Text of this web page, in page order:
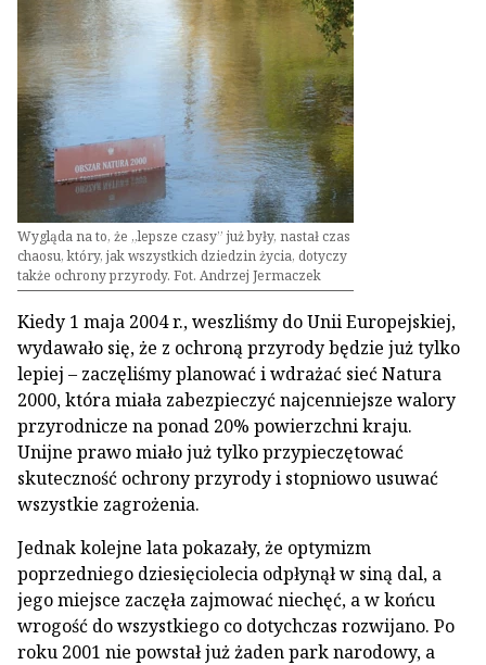
Wygląda na to, że „lepsze czasy” już były, nastał czas
chaosu, który, jak wszystkich dziedzin życia, dotyczy
także ochrony przyrody. Fot. Andrzej Jermaczek
Kiedy 1 maja 2004 r., weszliśmy do Unii Europejskiej,
wydawało się, że z ochroną przyrody będzie już tylko
lepiej – zaczęliśmy planować i wdrażać sieć Natura
2000, która miała zabezpieczyć najcenniejsze walory
przyrodnicze na ponad 20% powierzchni kraju.
Unijne prawo miało już tylko przypieczętować
skuteczność ochrony przyrody i stopniowo usuwać
wszystkie zagrożenia.
Jednak kolejne lata pokazały, że optymizm
poprzedniego dziesięciolecia odpłynął w siną dal, a
jego miejsce zaczęła zajmować niechęć, a w końcu
wrogość do wszystkiego co dotychczas rozwijano. Po
roku 2001 nie powstał już żaden park narodowy, a